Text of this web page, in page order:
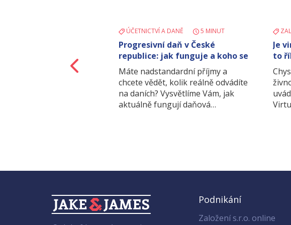
ÚČETNICTVÍ A DANĚ 5 MINUT
Progresivní daň v České
republice: jak funguje a koho se
týká?
Máte nadstandardní příjmy a
chcete vědět, kolik reálně odvádíte
na daních? Vysvětlíme Vám, jak
aktuálně fungují daňová…
Je
to
Podnikání
Založení s.r.o. online